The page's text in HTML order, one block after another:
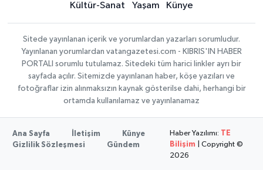
Kültür-Sanat
Yaşam Künye
Sitede yayınlanan içerik ve yorumlardan yazarları sorumludur.
Yayınlanan yorumlardan vatangazetesi.com - KIBRIS'IN HABER
PORTALI sorumlu tutulamaz. Sitedeki tüm harici linkler ayrı bir
sayfada açılır. Sitemizde yayınlanan haber, köşe yazıları ve
fotoğraflar izin alınmaksızın kaynak gösterilse dahi, herhangi bir
ortamda kullanılamaz ve yayınlanamaz
Ana Sayfa İletişim
Künye
Gizlilik Sözleşmesi
Gündem
Haber Yazılımı: TE
Bilişim | Copyright ©
2026